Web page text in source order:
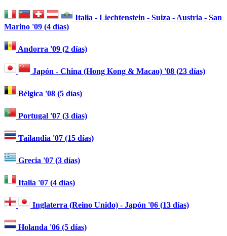
Italia - Liechtenstein - Suiza - Austria - San
Marino '09 (4 días)
Andorra '09 (2 días)
Japón - China (Hong Kong & Macao) '08 (23 días)
Bélgica '08 (5 días)
Portugal '07 (3 días)
Tailandia '07 (15 días)
Grecia '07 (3 días)
Italia '07 (4 días)
Inglaterra (Reino Unido) - Japón '06 (13 días)
Holanda '06 (5 días)